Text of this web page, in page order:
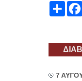
7